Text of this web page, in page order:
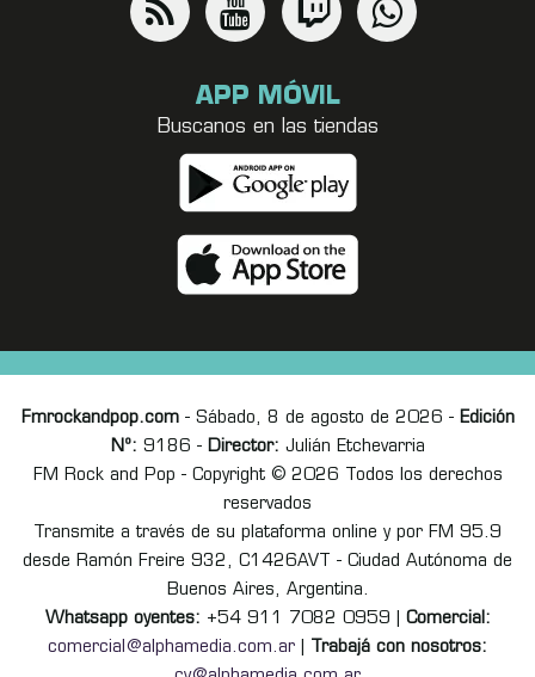
APP MÓVIL
Buscanos en las tiendas
Fmrockandpop.com- Sábado, 8 de agosto de 2026 - Edición
Nº: 9186 - Director: Julián Etchevarria
FM Rock and Pop - Copyright © 2026 Todos los derechos
reservados
Transmite a través de su plataforma online y por FM 95.9
desde Ramón Freire 932, C1426AVT - Ciudad Autónoma de
Buenos Aires, Argentina.
Whatsapp oyentes: +54 911 7082 0959 | Comercial:
comercial@alphamedia.com.ar
Trabajá con nosotros: